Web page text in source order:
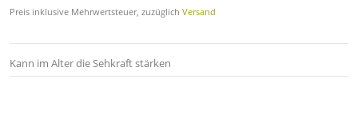
Preis inklusive Mehrwertsteuer, zuzüglich Versand
Kann im Alter die Sehkraft stärken